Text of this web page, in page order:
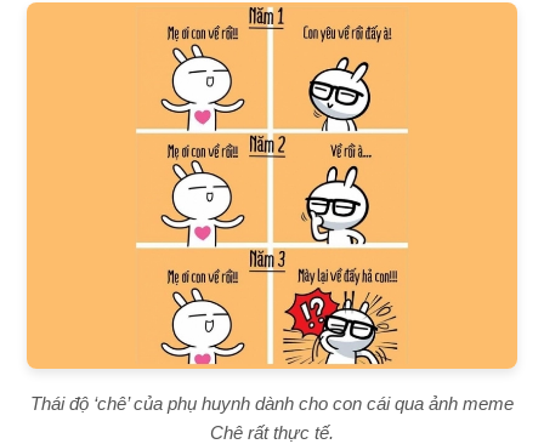
Thái độ ‘chê’ của phụ huynh dành cho con cái qua ảnh meme
Chê rất thực tế.